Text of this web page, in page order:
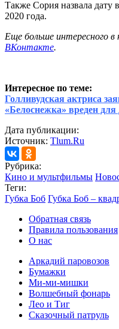
Также Сория назвала
2020 года.
Еще больше интересного в
ВКонтакте.
Интересное по теме:
Голливудская актриса
«Белоснежка» вреден для
Дата публикации:
Источник: Tlum.Ru
Рубрика:
Кино и мультфильмы
Теги:
Губка Боб Губка Боб –
Обратная связь
Правила пользования
О нас
Аркадий паровозов
Бумажки
Ми-ми-мишки
Волшебный фонарь
Лео и Тиг
Сказочный патруль